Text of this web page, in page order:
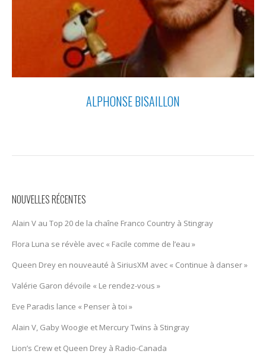
ALPHONSE BISAILLON
NOUVELLES RÉCENTES
Alain V au Top 20 de la chaîne Franco Country à Stingray
Flora Luna se révèle avec « Facile comme de l’eau »
Queen Drey en nouveauté à SiriusXM avec « Continue à danser »
Valérie Garon dévoile « Le rendez-vous »
Eve Paradis lance « Penser à toi »
Alain V, Gaby Woogie et Mercury Twïns à Stingray
Lion’s Crew et Queen Drey à Radio-Canada